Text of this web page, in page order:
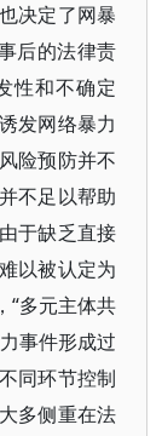
决定了网暴
后的法律责
性和不确定
发网络暴力
险预防并不
不足以帮助
于缺乏直接
以被认定为
“多元主体共
事件形成过
同环节控制
多侧重在法